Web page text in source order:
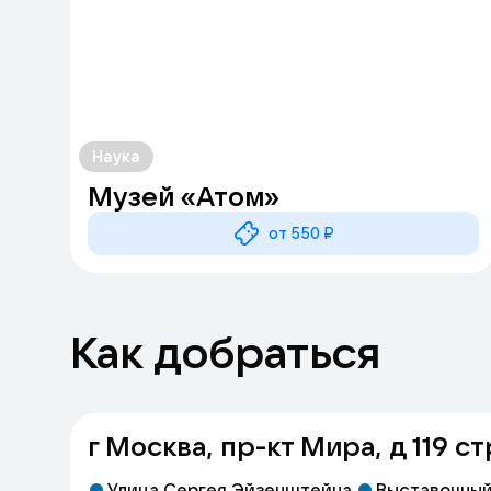
роль атомной энергетики в современном
Наука
Музей «Атом»
от 550 ₽
Как добраться
г Москва, пр-кт Мира, д 119